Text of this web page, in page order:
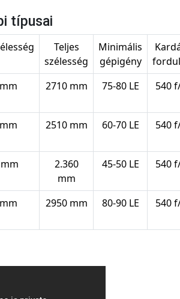
típusai
Teljes
szélesség
Minimális
gépigény
2710 mm 75-80 LE 540
2510 mm 60-70 LE 540
2.360
mm
45-50 LE 540
2950 mm 80-90 LE 540